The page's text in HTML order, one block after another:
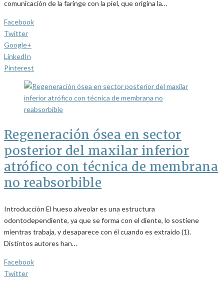
comunicación de la faringe con la piel, que origina la…
Facebook
Twitter
Google+
LinkedIn
Pinterest
Regeneración ósea en sector
posterior del maxilar inferior
atrófico con técnica de membrana
no reabsorbible
Introducción El hueso alveolar es una estructura
odontodependiente, ya que se forma con el diente, lo sostiene
mientras trabaja, y desaparece con él cuando es extraído (1).
Distintos autores han…
Facebook
Twitter